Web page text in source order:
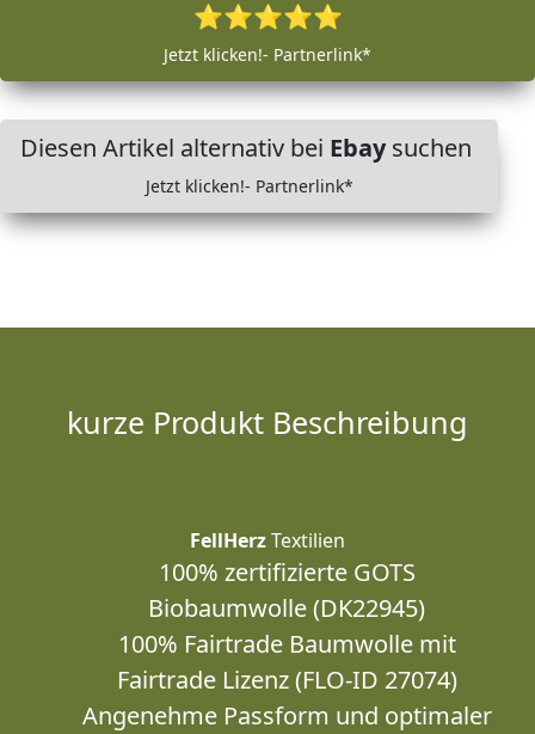
⭐⭐⭐⭐⭐
Jetzt klicken!- Partnerlink*
Diesen Artikel alternativ bei Ebaysuchen
Jetzt klicken!- Partnerlink*
kurze Produkt Beschreibung
FellHerzTextilien
100% zertifizierte GOTS
Biobaumwolle (DK22945)
100% Fairtrade Baumwolle mit
Fairtrade Lizenz (FLO-ID 27074)
Angenehme Passform und optimaler